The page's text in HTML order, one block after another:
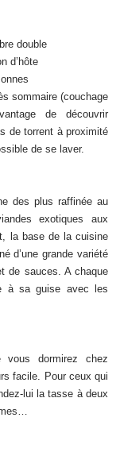
double
d’hôte
sommaire (couchage
de découvrir
de torrent à proximité
de se laver.
des plus raffinée au
exotiques aux
la base de la cuisine
d’une grande variété
de sauces. A chaque
à sa guise avec les
vous dormirez chez
facile. Pour ceux qui
lui la tasse à deux